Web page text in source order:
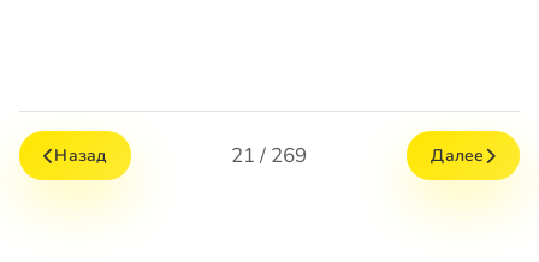
Назад 21 / 269 Далее